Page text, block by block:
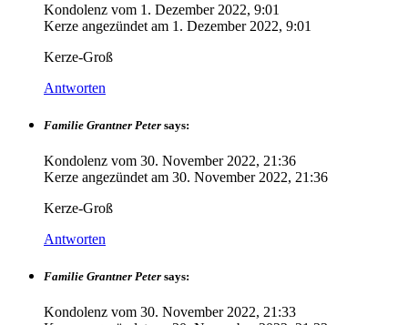
Kondolenz vom 1. Dezember 2022, 9:01
Kerze angezündet am 1. Dezember 2022, 9:01
Kerze-Groß
Antworten
Familie Grantner Peter says:
Kondolenz vom 30. November 2022, 21:36
Kerze angezündet am 30. November 2022, 21:36
Kerze-Groß
Antworten
Familie Grantner Peter says:
Kondolenz vom 30. November 2022, 21:33